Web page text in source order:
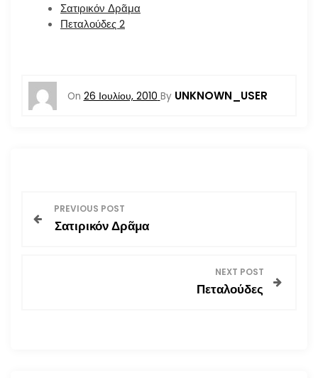
Σατιρικόν Δρᾶμα
Πεταλούδες 2
On 26 Ιουλίου, 2010 By UNKNOWN_USER
PREVIOUS POST
Σατιρικόν Δρᾶμα
NEXT POST
Πεταλούδες